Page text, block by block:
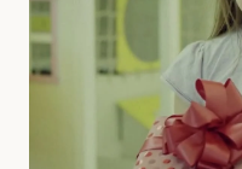
VALDEMAR
15/05/2020 às 3:01 PM
What a
interpretada por